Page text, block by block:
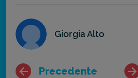
Giorgia Alto
Precedente